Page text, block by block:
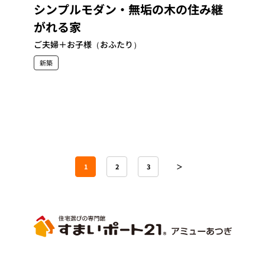
シンプルモダン・無垢の木の住み継
がれる家
ご夫婦＋お子様（おふたり）
新築
1 2 3 ＞